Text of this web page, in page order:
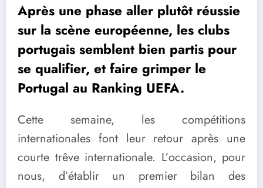
Après une phase aller plutôt réussie
sur la scène européenne, les clubs
portugais semblent bien partis pour
se qualifier, et faire grimper le
Portugal au Ranking UEFA.
Cette semaine, les compétitions
internationales font leur retour après une
courte trêve internationale. L’occasion, pour
nous, d’établir un premier bilan des